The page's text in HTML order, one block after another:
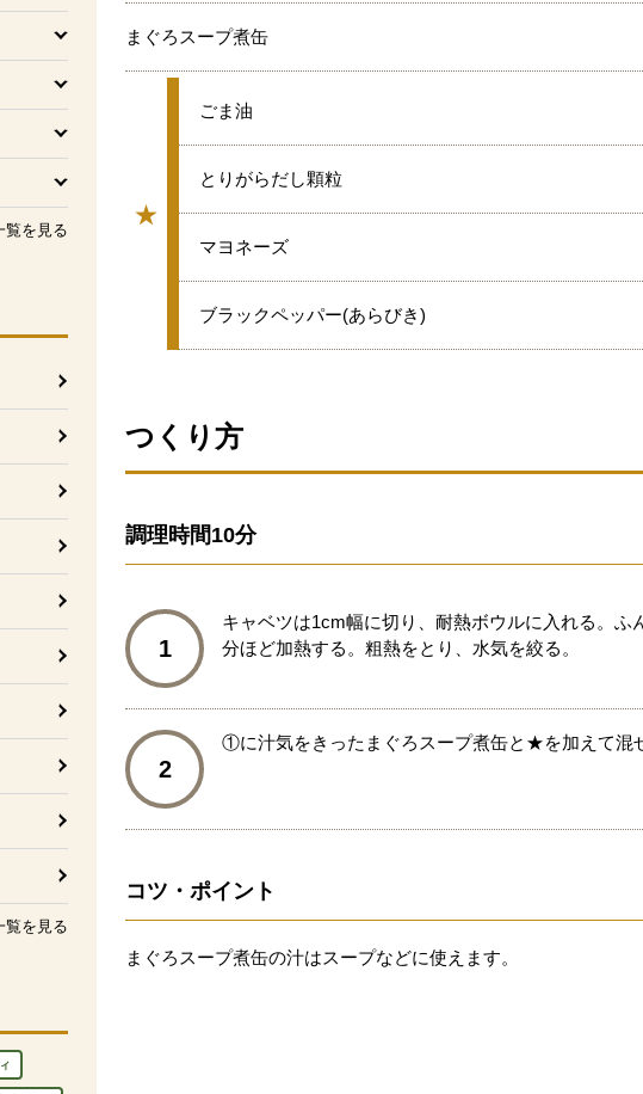
覧を見る
覧を見る
まぐろスープ煮缶
★
グループ
★
ごま油
★
とりがらだし顆粒
★
マヨネーズ
★
ブラックペッパー(あらびき)
つくり方
調理時間10分
1
キャベツは1cm幅に切り、耐熱ボウルに入れる。ふ
分ほど加熱する。粗熱をとり、水気を絞る。
2
①に汁気をきったまぐろスープ煮缶と★を加えて混
コツ・ポイント
まぐろスープ煮缶の汁はスープなどに使えます。